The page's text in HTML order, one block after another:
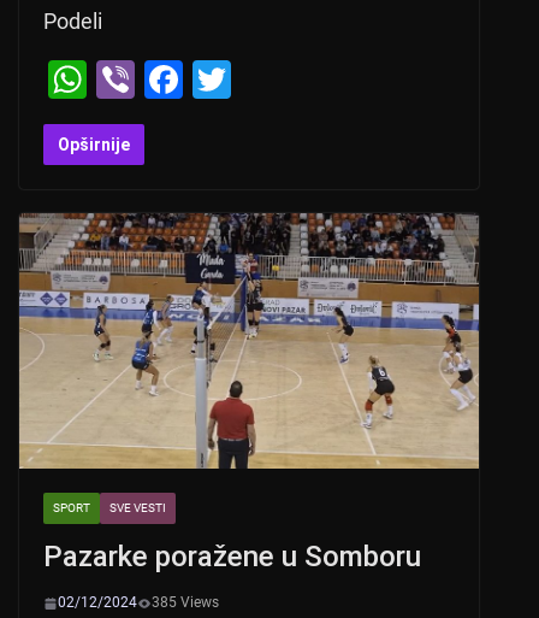
Podeli
W
h
at
A
p
p
Vi
b
er
F
b
o
o
k
Opširnije
SPORT SVE VESTI
Pazarke poražene u Somboru
02/12/2024
385 Views